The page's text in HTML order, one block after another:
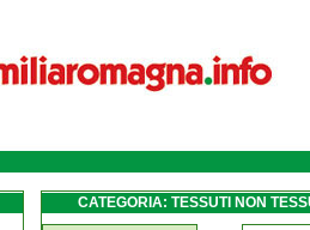
esclusi-articoli-di-
CATEGORIA: TESSUTI NON